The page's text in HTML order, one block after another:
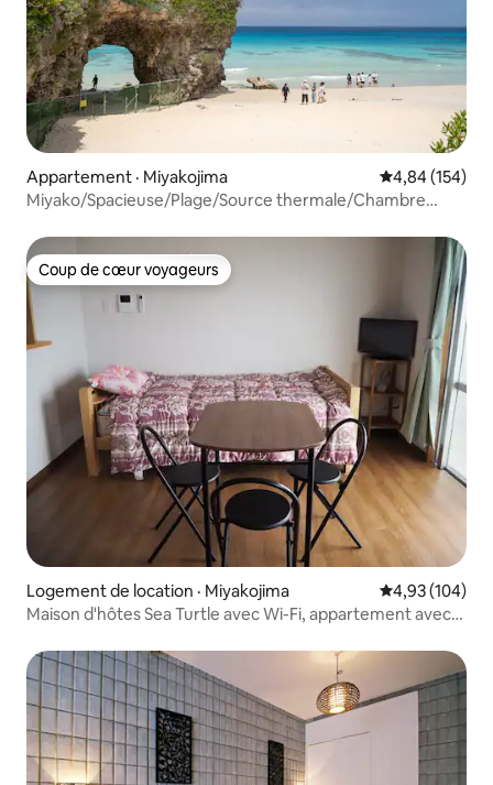
Appartement · Miyakojima Note
4,84 (154)
Miyako/Spacieuse/Plage/Source thermale/Chambre
Coup de cœur voyageurs
Coup de cœur voyageurs
Logement de location · Miyakojima Note
4,93 (104)
Maison d'hôtes Sea Turtle avec Wi-Fi, appartement avec